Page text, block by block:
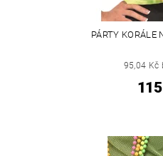
PÁRTY KORÁLE
95,04 Kč